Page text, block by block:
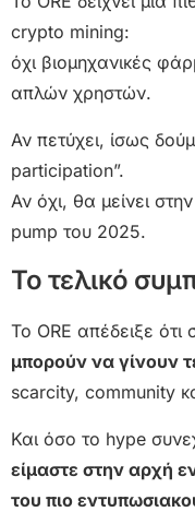
crypto mining:
όχι βιομηχανικές
απλών χρηστών.
Αν πετύχει, ίσως
participation”.
Αν όχι, θα μείνει
pump του 2025.
Το τελικό
Το ORE απέδειξε ότι
μπορούν να γίνουν
scarcity, community
Και όσο το hype
είμαστε στην αρχή
του πιο